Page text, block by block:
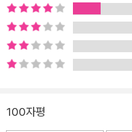
보 문식이」는 상투성에서 벗어
불어 살아가는 건강한 모습을 그렸다. <새로운 작가상> 부
를 포함하여 제5회 푸른문학상
후 4시, 국립어린이청소년도서
제5회 <푸른문학상> 시상식에서 만나 볼
양이 점점 늘고, 그에 못지않게
영해 예년의 3~4명보다 늘어난
100자평